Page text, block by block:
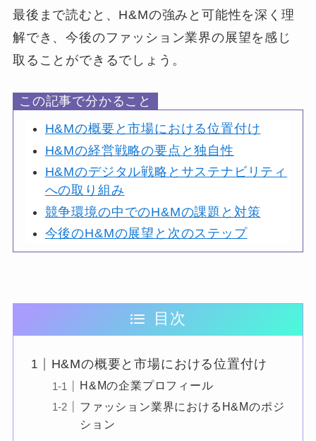
最後まで読むと、H&Mの強みと可能性を深く理
解でき、今後のファッション業界の展望を感じ
取ることができるでしょう。
この記事で分かること
H&Mの概要と市場における位置付け
H&Mの経営戦略の要点と独自性
H&Mのデジタル戦略とサステナビリティ
への取り組み
競争環境の中でのH&Mの課題と対策
今後のH&Mの展望と次のステップ
目次
H&Mの概要と市場における位置付け
H&Mの企業プロフィール
ファッション業界におけるH&Mのポジ
ション